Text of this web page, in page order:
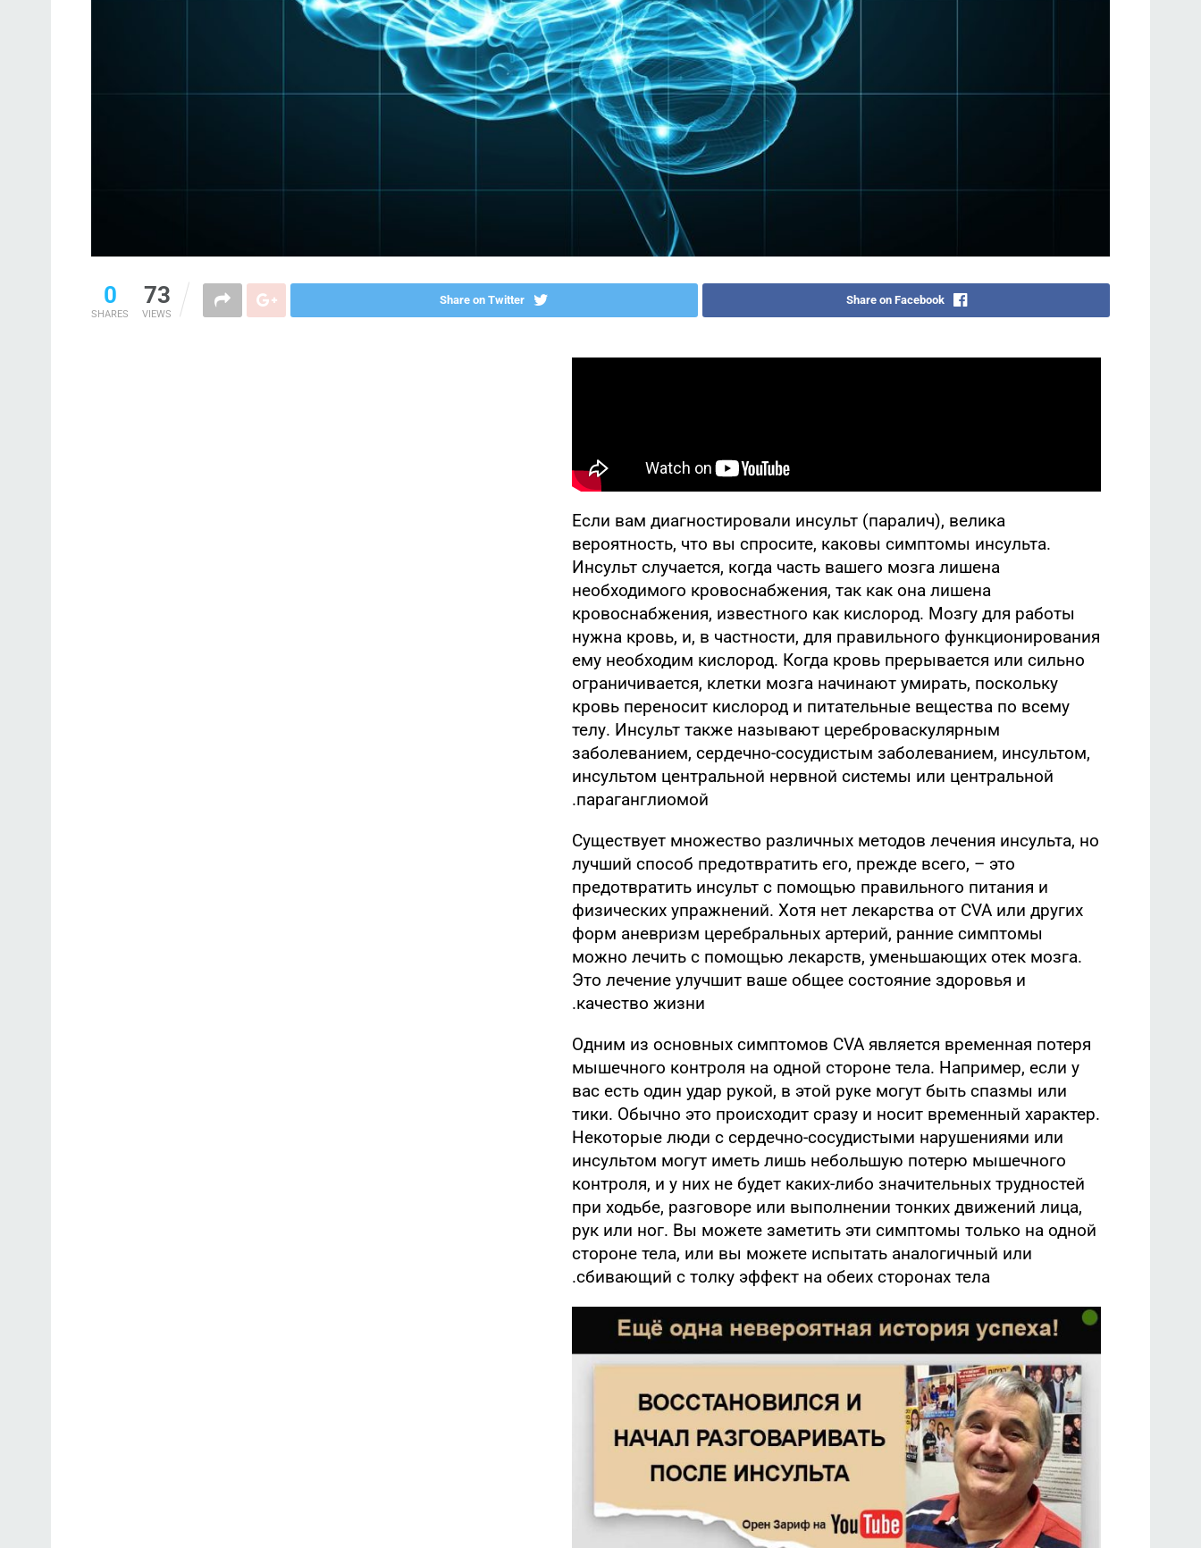
0
SHARES
73
VIEWS
Share on Facebook
Share on Twitter
Если вам диагностировали инсульт (паралич), велика
вероятность, что вы спросите, каковы симптомы инсульта.
Инсульт случается, когда часть вашего мозга лишена
необходимого кровоснабжения, так как она лишена
кровоснабжения, известного как кислород. Мозгу для работы
нужна кровь, и, в частности, для правильного функционирования
ему необходим кислород. Когда кровь прерывается или сильно
ограничивается, клетки мозга начинают умирать, поскольку
кровь переносит кислород и питательные вещества по всему
телу. Инсульт также называют цереброваскулярным
заболеванием, сердечно-сосудистым заболеванием, инсультом,
инсультом центральной нервной системы или центральной
параганглиомой.
Существует множество различных методов лечения инсульта, но
лучший способ предотвратить его, прежде всего, – это
предотвратить инсульт с помощью правильного питания и
физических упражнений. Хотя нет лекарства от CVA или других
форм аневризм церебральных артерий, ранние симптомы
можно лечить с помощью лекарств, уменьшающих отек мозга.
Это лечение улучшит ваше общее состояние здоровья и
качество жизни.
Одним из основных симптомов CVA является временная потеря
мышечного контроля на одной стороне тела. Например, если у
вас есть один удар рукой, в этой руке могут быть спазмы или
тики. Обычно это происходит сразу и носит временный характер.
Некоторые люди с сердечно-сосудистыми нарушениями или
инсультом могут иметь лишь небольшую потерю мышечного
контроля, и у них не будет каких-либо значительных трудностей
при ходьбе, разговоре или выполнении тонких движений лица,
рук или ног. Вы можете заметить эти симптомы только на одной
стороне тела, или вы можете испытать аналогичный или
сбивающий с толку эффект на обеих сторонах тела.